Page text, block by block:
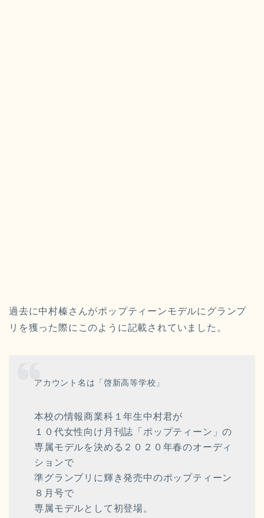
過去に中村榛さんがポップティーンモデルにグランプ
リを獲った際にこのように記載されていました。
アカウント名は「啓新高等学校」
本校の情報商業科１年生中村君が
１０代女性向け月刊誌「ポップティーン」の
専属モデルを決める２０２０年春のオーディ
ションで
準グランプリに輝き発売中のポップティーン
８月号で
専属モデルとして初登場。